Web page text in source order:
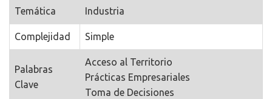
Temática Industria
Complejidad Simple
Palabras
Clave
Acceso al Territorio
Prácticas Empresariales
Toma de Decisiones